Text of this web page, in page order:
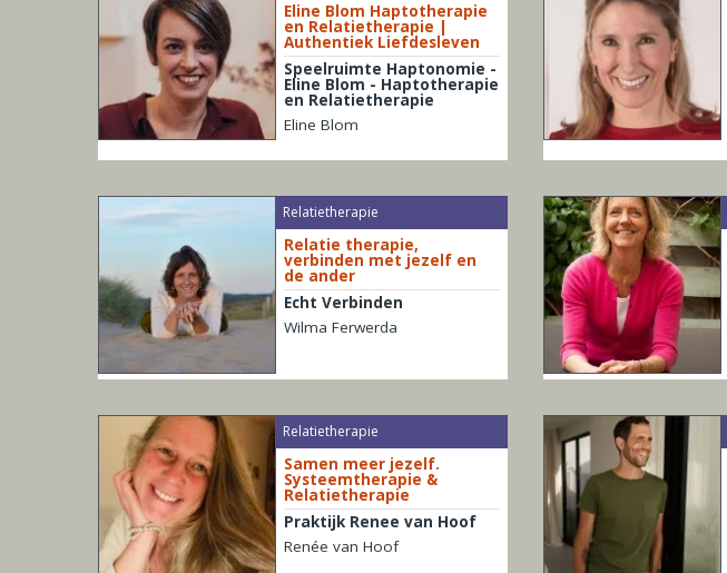
Eline Blom Haptotherapie
en Relatietherapie |
Authentiek Liefdesleven
Speelruimte Haptonomie -
Eline Blom - Haptotherapie
en Relatietherapie
Eline Blom
Relatietherapie
Relatie therapie,
verbinden met jezelf en
de ander
Echt Verbinden
Wilma Ferwerda
Relatietherapie
Samen meer jezelf.
Systeemtherapie &
Relatietherapie
Praktijk Renee van Hoof
Renée van Hoof